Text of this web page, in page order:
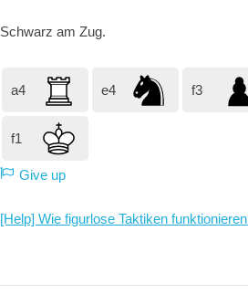
Schwarz am Zug.
a4 e4 f3
f1
Give up
[Help] Wie figurlose Taktiken